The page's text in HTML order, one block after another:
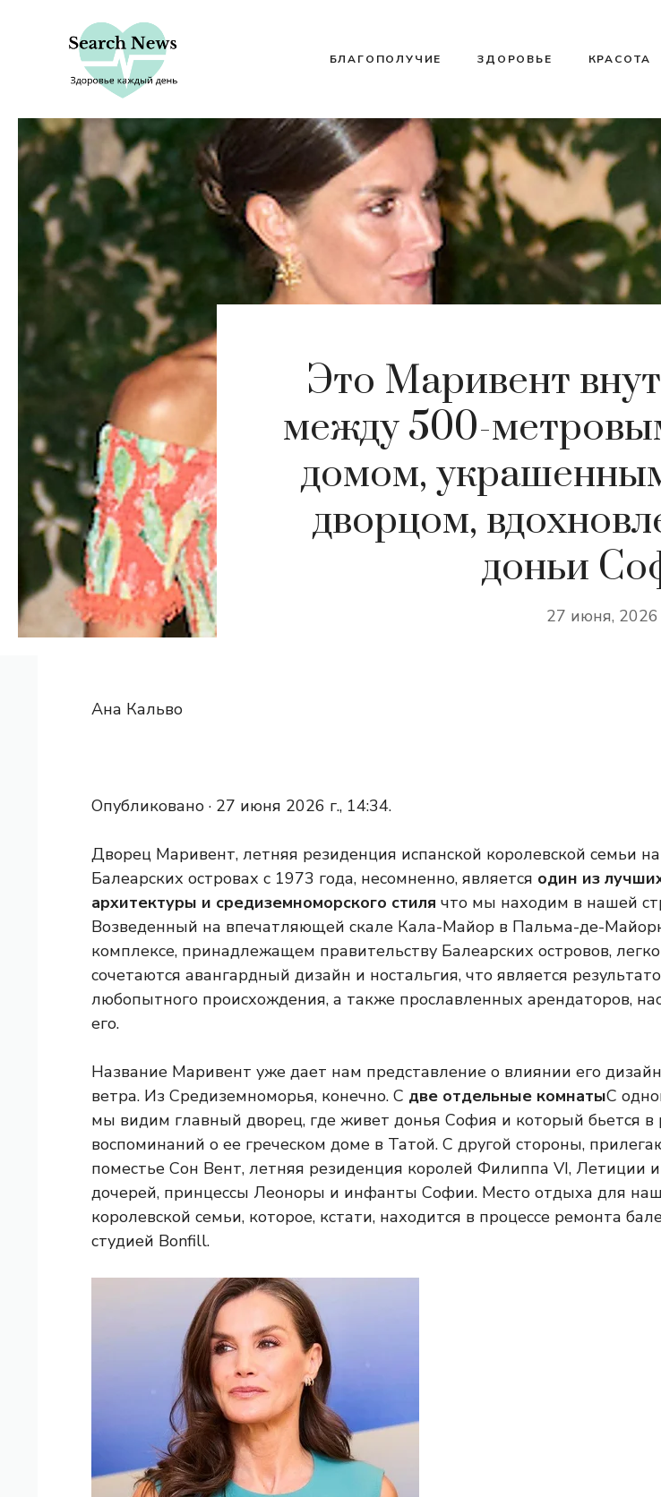
содержимому
БЛАГОПОЛУЧИЕ ЗДОРОВЬЕ КРАСОТА
Это Маривент
между 500-
домом,
дворцом,
доньи
27 июня, 2026
Ана Кальво
Опубликовано · 27 июня 2026 г., 14:34.
Дворец Маривент, летняя резиденция испанской королевской семьи на
Балеарских островах с 1973 года, несомненно, является один из
архитектуры и средиземноморского стиля что мы находим в нашей
Возведенный на впечатляющей скале Кала-Майор в Пальма-де-
комплексе, принадлежащем правительству Балеарских островов, легко
сочетаются авангардный дизайн и ностальгия, что является
любопытного происхождения, а также прославленных арендаторов,
его.
Название Маривент уже дает нам представление о влиянии его
ветра. Из Средиземноморья, конечно. С две отдельные комнатыС
мы видим главный дворец, где живет донья София и который бьется в
воспоминаний о ее греческом доме в Татой. С другой стороны,
поместье Сон Вент, летняя резиденция королей Филиппа VI, Летиции
дочерей, принцессы Леоноры и инфанты Софии. Место отдыха для
королевской семьи, которое, кстати, находится в процессе ремонта
студией Bonfill.